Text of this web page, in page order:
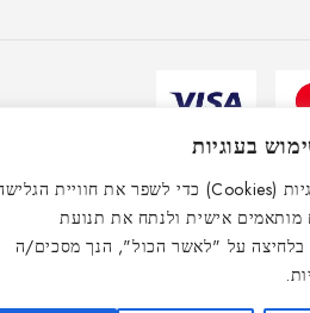
בעוגיות
אנו משתמשים בעוגיות (Cookies) כדי לשפר את חוויית הגלישה
אישית ולנתח את תנועת
על "לאשר הכול", הנך מסכים/ה
מור״ 2021-2025